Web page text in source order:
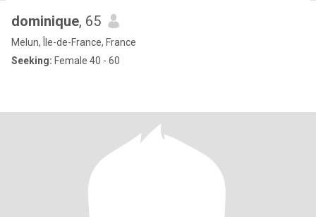
dominique, 65
Melun, Île-de-France, France
Seeking: Female 40 - 60